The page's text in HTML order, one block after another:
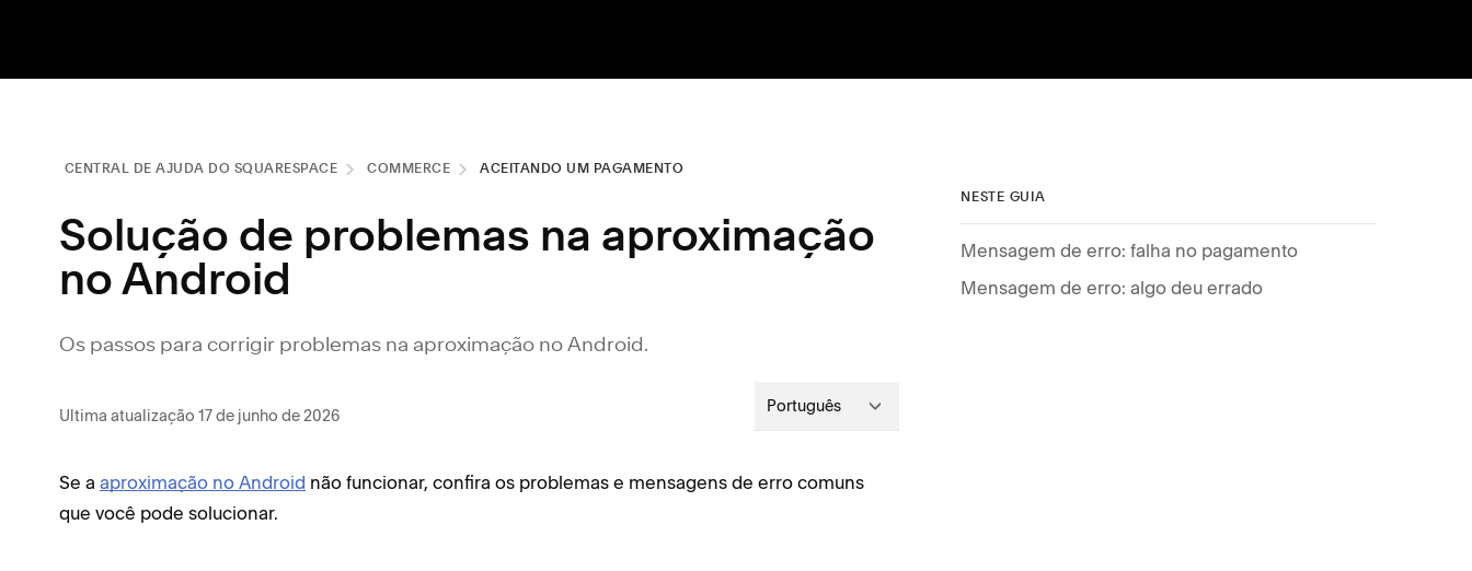
CENTRAL DE AJUDA DO SQUARESPACE COMMERCE ACEITANDO UM PAGAMENTO
Solução de problemas na aproximação
no Android
Os passos para corrigir problemas na aproximação no Android.
Ultima atualização 17 de junho de 2026 Português
Se a aproximação no Android não funcionar, confira os problemas e mensagens de erro comuns
que você pode solucionar.
NESTE GUIA
Mensagem de erro: falha no pagamento
Mensagem de erro: algo deu errado